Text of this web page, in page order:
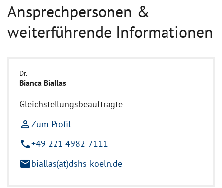
Ansprechpersonen &
weiterführende Informationen
Dr.
Bianca Biallas
Gleichstellungsbeauftragte
person_outlineZum Profil
phone+49 221 4982-7111
mailbiallas(at)dshs-koeln.de